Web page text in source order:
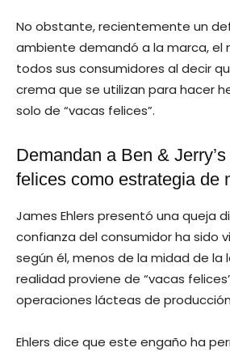
No obstante, recientemente un
ambiente demandó a la marca, el
todos sus consumidores al decir
crema que se utilizan para hacer
solo de “vacas felices”.
Demandan a Ben &
felices como estrategia de
James Ehlers presentó una queja
confianza del consumidor ha sido
según él, menos de la midad de la
realidad proviene de “vacas
operaciones lácteas de
Ehlers dice que este engaño ha